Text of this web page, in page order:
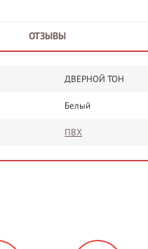
ОТЗЫВЫ
ДВЕРНОЙ ТОН
Белый
ПВХ